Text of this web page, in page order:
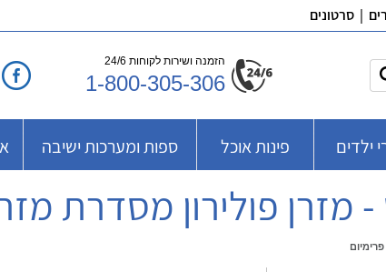
| סרטונים
הזמנה ושירות לקוחות 24/6
1-800-305-306
ילדים פינות אוכל ספות ומערכות ישיבה
מזרן פולירון מסדרת